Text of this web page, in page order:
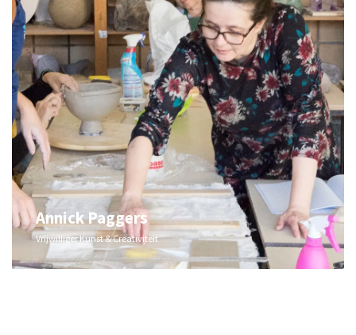
Annick Paggers
Vrijwilliger Kunst & Creativiteit